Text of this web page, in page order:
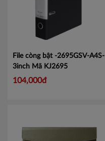
File còng bật -2695GSV-A4S-
3inch Mã KJ2695
104,000đ